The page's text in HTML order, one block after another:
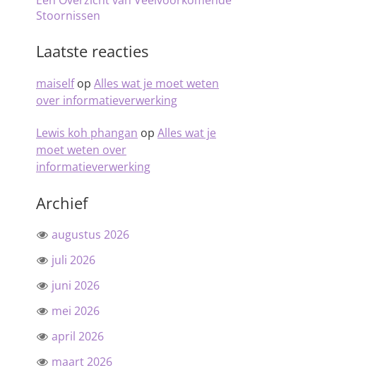
Stoornissen
Laatste reacties
maiselfop Alles wat je moet weten
over informatieverwerking
Lewis koh phangan op Alles wat je
moet weten over
informatieverwerking
Archief
augustus 2026
juli 2026
juni 2026
mei 2026
april 2026
maart 2026